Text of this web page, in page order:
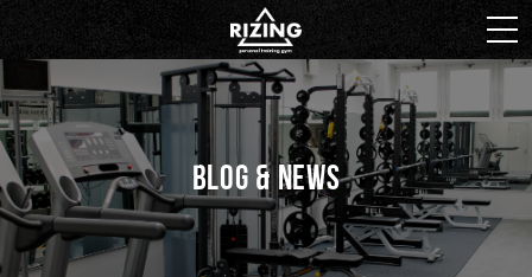
BLOG & NEWS